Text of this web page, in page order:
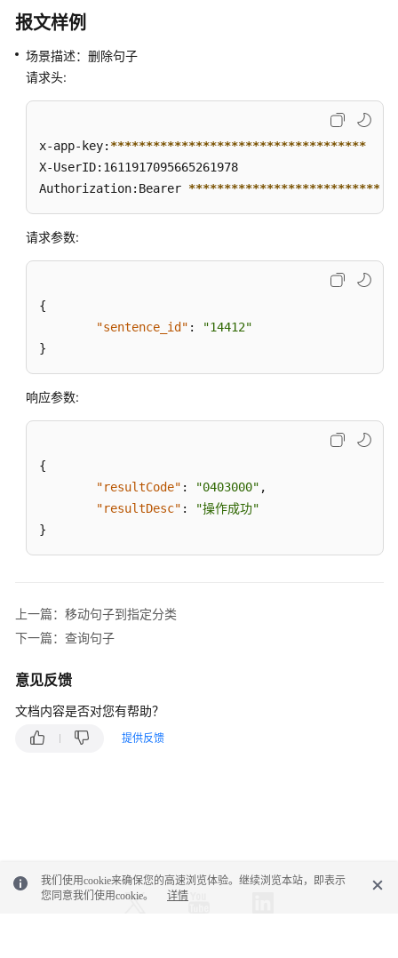
听
（离
线
集
成
联
邦
网
能
成
智
能
检
检
评
报文样例
场景描述：删除句子
请求头:
x-app-key: ************************************
X-UserID:1611917095665261978
Authorization:Bearer ****************************
请求参数:
{
"sentence_id" :
"14412"
}
响应参数:
{
"resultCode" : "0403000" ,
"resultDesc" :
"操作成功"
}
上一篇：移动句子到指定分类
下一篇：查询句子
意见反馈
文档内容是否对您有帮助？
提供反馈
我们使用cookie来确保您的高速浏览体验。继续浏览本站，即表示
您同意我们使用cookie。
详情